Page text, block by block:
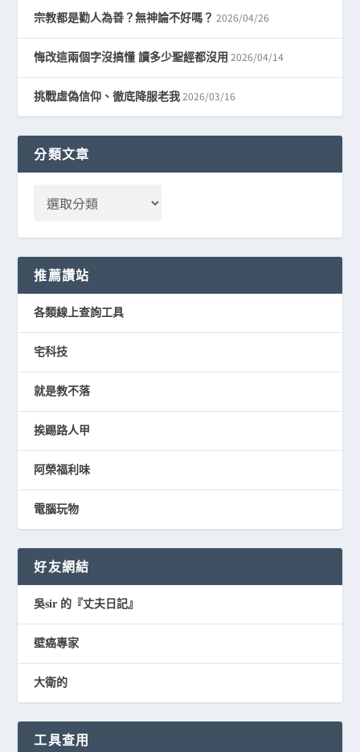
宗教都是勸人為善？無神論不好嗎？ 2026/04/26
悔改這兩個字沒搞懂 讀多少聖經都沒用 2026/04/14
挑戰虛偽信仰、徹底降服老我 2026/03/16
分類文章
推薦讚站
各類線上查詢工具
宅科技
就是教不落
挨踢路人甲
阿榮福利味
電腦玩物
好友網結
吳sir 的『丈夫日記』
壁癌專家
大衛的
工具查用